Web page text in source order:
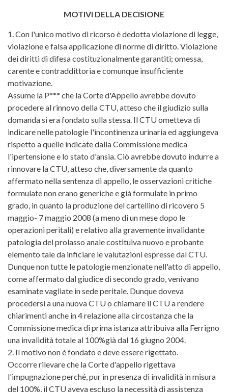
MOTIVI DELLA DECISIONE
1. Con l'unico motivo di ricorso è dedotta violazione di legge,
violazione e falsa applicazione di norme di diritto. Violazione
dei diritti di difesa costituzionalmente garantiti; omessa,
carente e contraddittoria e comunque insufficiente
motivazione.
Assume la P*** che la Corte d'Appello avrebbe dovuto
procedere al rinnovo della CTU, atteso che il giudizio sulla
domanda si era fondato sulla stessa. Il CTU ometteva di
indicare nelle patologie l'incontinenza urinaria ed aggiungeva
rispetto a quelle indicate dalla Commissione medica
l'ipertensione e lo stato d'ansia. Ciò avrebbe dovuto indurre a
rinnovare la CTU, atteso che, diversamente da quanto
affermato nella sentenza di appello, le osservazioni critiche
formulate non erano generiche e già formulate in primo
grado, in quanto la produzione del cartellino di ricovero 5
maggio- 7 maggio 2008 (a meno di un mese dopo le
operazioni peritali) e relativo alla gravemente invalidante
patologia del prolasso anale costituiva nuovo e probante
elemento tale da inficiare le valutazioni espresse dal CTU.
Dunque non tutte le patologie menzionate nell'atto di appello,
come affermato dal giudice di secondo grado, venivano
esaminate vagliate in sede peritale. Dunque doveva
procedersi a una nuova CTU o chiamare il CTU a rendere
chiarimenti anche in 4 relazione alla circostanza che la
Commissione medica di prima istanza attribuiva alla Ferrigno
una invalidità totale al 100%già dal 16 giugno 2004.
2. Il motivo non è fondato e deve essere rigettato.
Occorre rilevare che la Corte d'appello rigettava
l'impugnazione perché, pur in presenza di invalidità in misura
del 100%, il CTU aveva escluso la necessità di assistenza